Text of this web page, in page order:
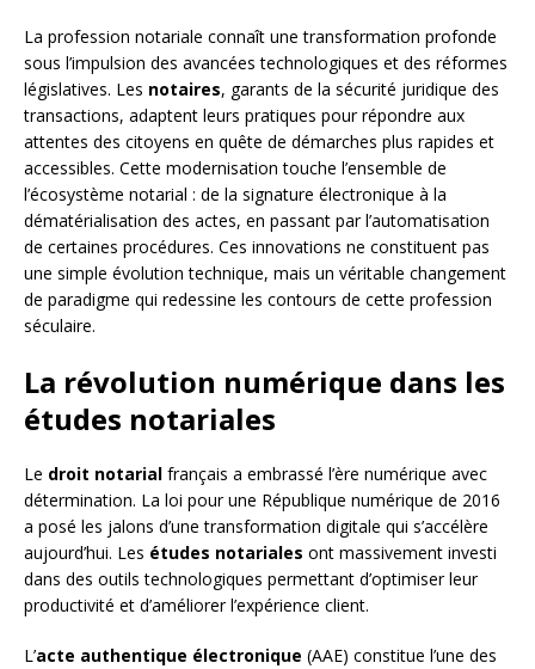
La profession notariale connaît une transformation profonde
sous l’impulsion des avancées technologiques et des réformes
législatives. Les notaires, garants de la sécurité juridique des
transactions, adaptent leurs pratiques pour répondre aux
attentes des citoyens en quête de démarches plus rapides et
accessibles. Cette modernisation touche l’ensemble de
l’écosystème notarial : de la signature électronique à la
dématérialisation des actes, en passant par l’automatisation
de certaines procédures. Ces innovations ne constituent pas
une simple évolution technique, mais un véritable changement
de paradigme qui redessine les contours de cette profession
séculaire.
La révolution numérique dans les
études notariales
Le droit notarial français a embrassé l’ère numérique avec
détermination. La loi pour une République numérique de 2016
a posé les jalons d’une transformation digitale qui s’accélère
aujourd’hui. Les études notariales ont massivement investi
dans des outils technologiques permettant d’optimiser leur
productivité et d’améliorer l’expérience client.
L’acte authentique électronique (AAE) constitue l’une des